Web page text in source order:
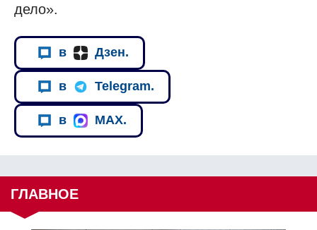
дело».
в Дзен.
в Telegram.
в MAX.
ГЛАВНОЕ